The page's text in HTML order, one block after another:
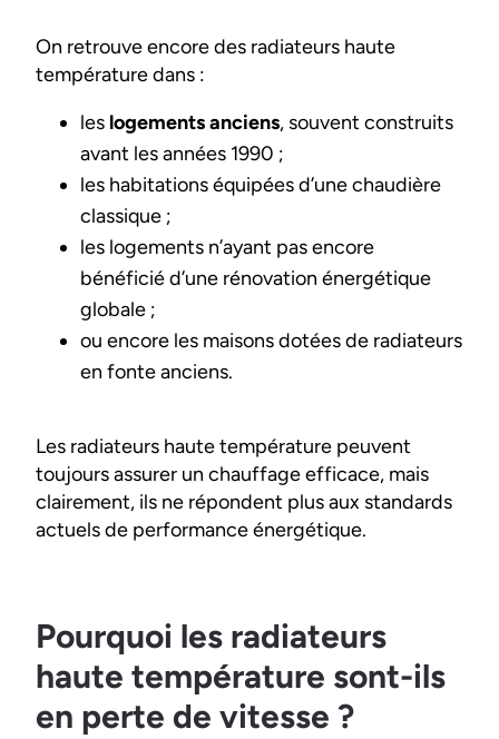
On retrouve encore des radiateurs haute
température dans :
les logements anciens, souvent construits
avant les années 1990 ;
les habitations équipées d’une chaudière
classique ;
les logements n’ayant pas encore
bénéficié d’une rénovation énergétique
globale ;
ou encore les maisons dotées de radiateurs
en fonte anciens.
Les radiateurs haute température peuvent
toujours assurer un chauffage efficace, mais
clairement, ils ne répondent plus aux standards
actuels de performance énergétique.
Pourquoi les radiateurs
haute température sont-ils
en perte de vitesse ?